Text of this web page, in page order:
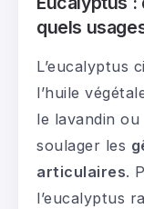
quels
L’eucalyptus
l’huile
le lavandin
soulager les
articulaires.
l’eucalyptus